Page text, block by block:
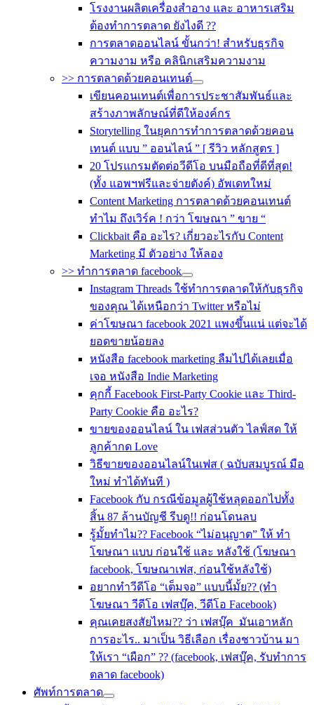
โรงงานผลิตเครื่องสำอาง และ อาหารเสริม
ต้องทำการตลาด ยังไงดี ??
การตลาดออนไลน์ ขั้นกว่า! สำหรับธุรกิจ
ความงาม หรือ คลินิกเสริมความงาม
>> การตลาดด้วยคอนเทนต์
เขียนคอนเทนต์เพื่อการประชาสัมพันธ์และ
สร้างภาพลักษณ์ที่ดีให้องค์กร
Storytelling ในยุคการทำการตลาดด้วยคอน
เทนต์ แบบ ” ออนไลน์ ” [ รีวิว หลักสูตร ]
20 โปรแกรมตัดต่อวีดีโอ บนมือถือที่ดีที่สุด!
(ทั้ง แอพฯฟรีและจ่ายตังค์) อัพเดทใหม่
Content Marketing การตลาดด้วยคอนเทนต์
ทำไม ถึงเวิร์ค ! กว่า โฆษณา ” ขาย “
Clickbait คือ อะไร? เกี่ยวอะไรกับ Content
Marketing มี ตัวอย่าง ให้ลอง
>> ทำการตลาด facebook
Instagram Threads ใช้ทำการตลาดให้กับธุรกิจ
ของคุณ ได้เหนือกว่า Twitter หรือไม่
ค่าโฆษณา facebook 2021 แพงขึ้นแน่ แต่จะได้
ยอดขายน้อยลง
หนังสือ facebook marketing ลืมไปได้เลยเมื่อ
เจอ หนังสือ Indie Marketing
คุกกี้ Facebook First-Party Cookie และ Third-
Party Cookie คือ อะไร?
ขายของออนไลน์ ใน เฟสส่วนตัว ไลฟ์สด ให้
ลูกค้ากด Love
วิธีขายของออนไลน์ในเฟส ( ฉบับสมบูรณ์ มือ
ใหม่ ทำได้ทันที )
Facebook กับ กรณีข้อมูลผู้ใช้หลุดออกไปทั้ง
สิ้น 87 ล้านบัญชี รีบดู!! ก่อนโดนลบ
รู้มั้ยทำไม?? Facebook “ไม่อนุญาต” ให้ ทำ
โฆษณา แบบ ก่อนใช้ และ หลังใช้ (โฆษณา
facebook, โฆษณาเฟส, ก่อนใช้หลังใช้)
อยากทำวีดีโอ “เต็มจอ” แบบนี้มั้ย?? (ทำ
โฆษณา วีดีโอ เฟสบุ๊ค, วีดีโอ Facebook)
คุณเคยสงสัยไหม?? ว่า เฟสบุ๊ค มันเอาหลัก
การอะไร.. มาเป็น วิธีเลือก เรื่องชาวบ้าน มา
ให้เรา “เผือก” ?? (facebook, เฟสบุ๊ค, รับทำการ
ตลาด facebook)
ศัพท์การตลาด